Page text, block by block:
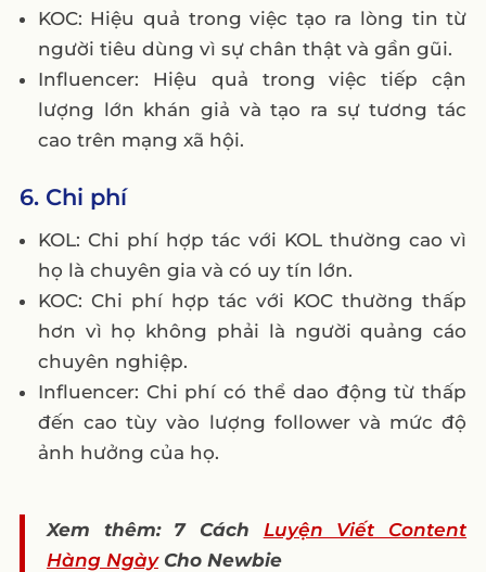
KOC: Hiệu quả trong việc tạo ra lòng tin từ
người tiêu dùng vì sự chân thật và gần gũi.
Influencer: Hiệu quả trong việc tiếp cận
lượng lớn khán giả và tạo ra sự tương tác
cao trên mạng xã hội.
6. Chi phí
KOL: Chi phí hợp tác với KOL thường cao vì
họ là chuyên gia và có uy tín lớn.
KOC: Chi phí hợp tác với KOC thường thấp
hơn vì họ không phải là người quảng cáo
chuyên nghiệp.
Influencer: Chi phí có thể dao động từ thấp
đến cao tùy vào lượng follower và mức độ
ảnh hưởng của họ.
Xem thêm: 7 Cách Luyện Viết Content
Hàng NgàyCho Newbie